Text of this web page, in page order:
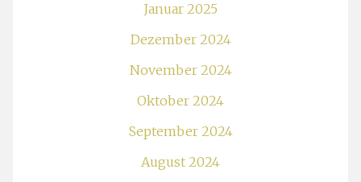
Januar 2025
Dezember 2024
November 2024
Oktober 2024
September 2024
August 2024